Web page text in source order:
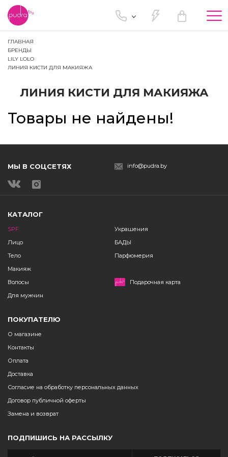
ГЛАВНАЯ
БРЕНДЫ
LILY LOLO
ЛИНИЯ КИСТИ ДЛЯ МАКИЯЖА
ЛИНИЯ КИСТИ ДЛЯ МАКИЯЖА
Товары не найдены!
МЫ В СОЦСЕТЯХ info@pudra.by
КАТАЛОГ
SPF
Лицо
Тело
Макияж
Волосы
Для мужчин
Украшения
БАДЫ
Парфюмерия
Подарочная карта
ПОКУПАТЕЛЮ
О магазине
Контакты
Оплата
Доставка
Согласие на обработку персональных данных
Договор публичной оферты
Замена и возврат
ПОДПИШИСЬ НА РАССЫЛКУ